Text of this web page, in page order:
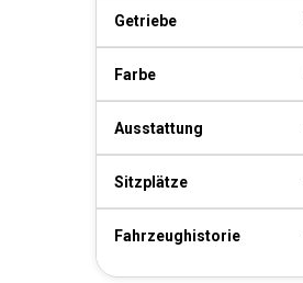
Getriebe
Farbe
Ausstattung
Sitzplätze
Fahrzeughistorie